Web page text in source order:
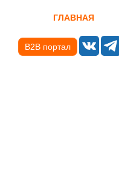
ГЛАВНАЯ
B2B портал